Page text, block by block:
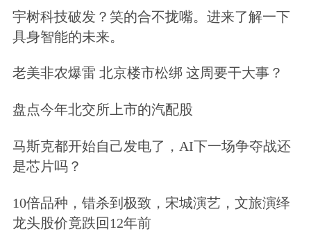
宇树科技破发？笑的合不拢嘴。进来了解一下
具身智能的未来。
老美非农爆雷 北京楼市松绑 这周要干大事？
盘点今年北交所上市的汽配股
马斯克都开始自己发电了，AI下一场争夺战还
是芯片吗？
10倍品种，错杀到极致，宋城演艺，文旅演绎
龙头股价竟跌回12年前